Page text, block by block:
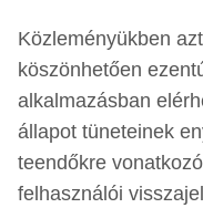
Közleményükben
köszönhetően
alkalmazásban
állapot tüneteinek
teendőkre
felhasználói